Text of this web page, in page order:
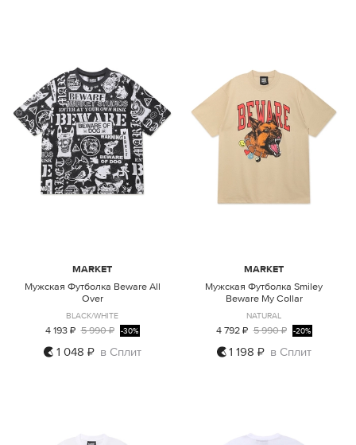
M L XL
MARKET
Мужская Футболка Beware All
Over
BLACK/WHITE
4 193 ₽ 5 990 ₽ -30%
1 048 ₽ в Сплит M L XL
MARKET
Мужская Футболка Smiley
Beware My Collar
NATURAL
4 792 ₽ 5 990 ₽ -20%
1 198 ₽ в Сплит